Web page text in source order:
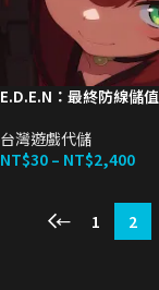
E.D.E.N：最終防線儲值
台灣遊戲代儲
NT$30 – NT$2,400
← 1 2